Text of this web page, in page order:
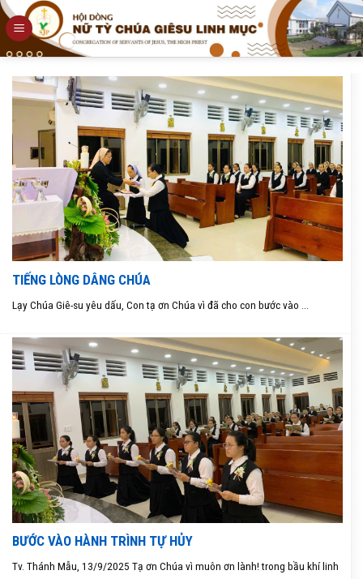
Skip
to
content
TIẾNG LÒNG DÂNG CHÚA
Lạy Chúa Giê-su yêu dấu, Con tạ ơn Chúa vì đã cho con bước vào ...
BƯỚC VÀO HÀNH TRÌNH TỰ HỦY
Tv. Thánh Mẫu, 13/9/2025 Tạ ơn Chúa vì muôn ơn lành! trong bầu khí linh